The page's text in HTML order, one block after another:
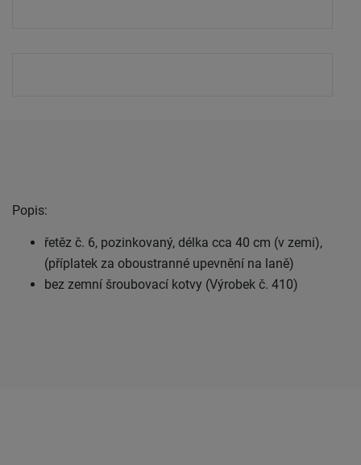
Popis:
řetěz č. 6, pozinkovaný, délka cca 40 cm (v zemi),
(příplatek za oboustranné upevnění na laně)
bez zemní šroubovací kotvy (Výrobek č. 410)